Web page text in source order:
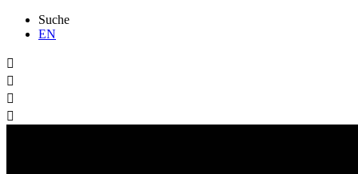
Suche
EN



